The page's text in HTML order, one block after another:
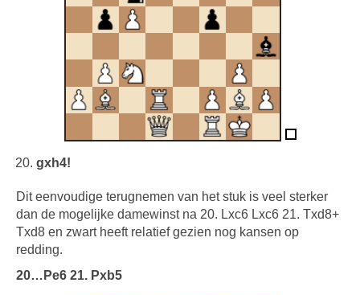
gxh4!
Dit eenvoudige terugnemen van het stuk is veel sterker
dan de mogelijke damewinst na 20. Lxc6 Lxc6 21. Txd8+
Txd8 en zwart heeft relatief gezien nog kansen op
redding.
20…Pe6 21. Pxb5